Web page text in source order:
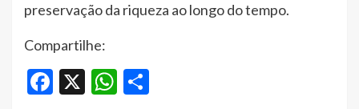
preservação da riqueza ao longo do tempo.
Compartilhe:
Facebook
X WhatsApp